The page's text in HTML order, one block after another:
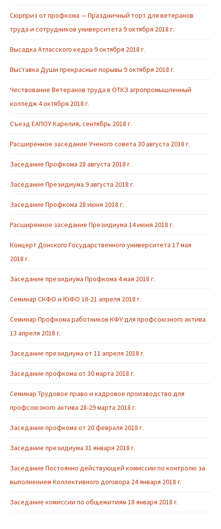
Сюрприз от профкома — Праздничный торт для ветеранов
труда и сотрудников университета 9 октября 2018 г.
Высадка Атласского кедра 9 октября 2018 г.
Выставка Души прекрасные порывы 9 октября 2018 г.
Чествование Ветеранов труда в ОТКЗ агропромышленный
колледж 4 октября 2018 г.
Съезд ЕАПОУ Карелия, сентябрь 2018 г.
Расширенное заседание Ученого совета 30 августа 2018 г.
Заседание Профкома 28 августа 2018 г.
Заседание Президиума 9 августа 2018 г.
Заседание Профкома 28 июня 2018 г.
Расширенное заседание Президиума 14 июня 2018 г.
Концерт Донского Государственного университета 17 мая
2018 г.
Заседание президиума Профкома 4 мая 2018 г.
Семинар СКФО и ЮФО 18-21 апреля 2018 г.
Семинар Профкома работников КФУ для профсоюзного актива
13 апреля 2018 г.
Заседание президиума от 11 апреля 2018 г.
Заседание профкома от 30 марта 2018 г.
Семинар Трудовое право и кадровое производство для
профсоюзного актива 28-29 марта 2018 г.
Заседание профкома от 20 февраля 2018 г.
Заседание президиума 31 января 2018 г.
Заседание Постоянно действующей комиссии по контролю за
выполнением Коллективного договора 24 января 2018 г.
Заседание комиссии по общежитиям 18 января 2018 г.